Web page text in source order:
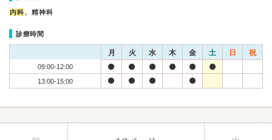
内科、精神科
診療時間
月 火 水 木 金 土 日 祝
09:00-12:00
13:00-15:00